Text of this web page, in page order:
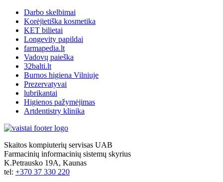
Darbo skelbimai
Korėjietiška kosmetika
KET bilietai
Longevity papildai
farmapedia.lt
Vadovų paieška
32balti.lt
Burnos higiena Vilniuje
Prezervatyvai
lubrikantai
Higienos pažymėjimas
Artdentistry klinika
Skaitos kompiuterių servisas UAB
Farmacinių informacinių sistemų skyrius
K.Petrausko 19A, Kaunas
tel: +370 37 330 220